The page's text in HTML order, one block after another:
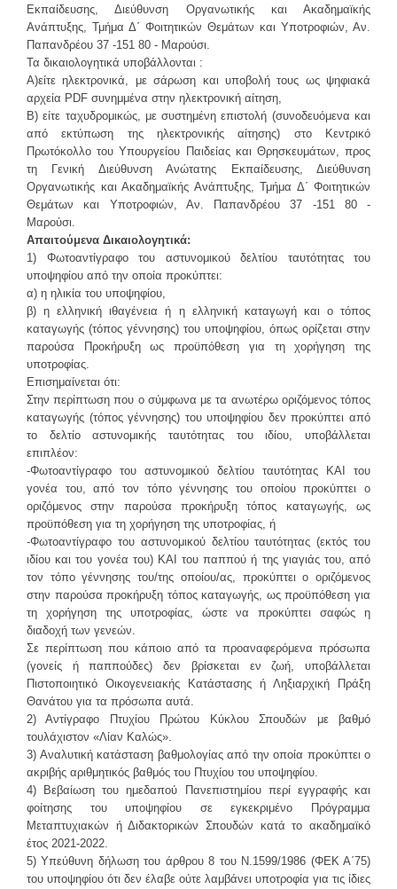
Εκπαίδευσης, Διεύθυνση Οργανωτικής και Ακαδημαϊκής
Ανάπτυξης, Τμήμα Δ΄ Φοιτητικών Θεμάτων και Υποτροφιών, Αν.
Παπανδρέου 37 -151 80 - Μαρούσι.
Τα δικαιολογητικά υποβάλλονται :
Α)είτε ηλεκτρονικά, με σάρωση και υποβολή τους ως ψηφιακά
αρχεία PDF συνημμένα στην ηλεκτρονική αίτηση,
Β) είτε ταχυδρομικώς, με συστημένη επιστολή (συνοδευόμενα και
από εκτύπωση της ηλεκτρονικής αίτησης) στο Κεντρικό
Πρωτόκολλο του Υπουργείου Παιδείας και Θρησκευμάτων, προς
τη Γενική Διεύθυνση Ανώτατης Εκπαίδευσης, Διεύθυνση
Οργανωτικής και Ακαδημαϊκής Ανάπτυξης, Τμήμα Δ΄ Φοιτητικών
Θεμάτων και Υποτροφιών, Αν. Παπανδρέου 37 -151 80 -
Μαρούσι.
Απαιτούμενα Δικαιολογητικά:
1) Φωτοαντίγραφο του αστυνομικού δελτίου ταυτότητας του
υποψηφίου από την οποία προκύπτει:
α) η ηλικία του υποψηφίου,
β) η ελληνική ιθαγένεια ή η ελληνική καταγωγή και ο τόπος
καταγωγής (τόπος γέννησης) του υποψηφίου, όπως ορίζεται στην
παρούσα Προκήρυξη ως προϋπόθεση για τη χορήγηση της
υποτροφίας.
Επισημαίνεται ότι:
Στην περίπτωση που ο σύμφωνα με τα ανωτέρω οριζόμενος τόπος
καταγωγής (τόπος γέννησης) του υποψηφίου δεν προκύπτει από
το δελτίο αστυνομικής ταυτότητας του ιδίου, υποβάλλεται
επιπλέον:
-Φωτοαντίγραφο του αστυνομικού δελτίου ταυτότητας ΚΑΙ του
γονέα του, από τον τόπο γέννησης του οποίου προκύπτει ο
οριζόμενος στην παρούσα προκήρυξη τόπος καταγωγής, ως
προϋπόθεση για τη χορήγηση της υποτροφίας, ή
-Φωτοαντίγραφο του αστυνομικού δελτίου ταυτότητας (εκτός του
ιδίου και του γονέα του) ΚΑΙ του παππού ή της γιαγιάς του, από
τον τόπο γέννησης του/της οποίου/ας, προκύπτει ο οριζόμενος
στην παρούσα προκήρυξη τόπος καταγωγής, ως προϋπόθεση για
τη χορήγηση της υποτροφίας, ώστε να προκύπτει σαφώς η
διαδοχή των γενεών.
Σε περίπτωση που κάποιο από τα προαναφερόμενα πρόσωπα
(γονείς ή παππούδες) δεν βρίσκεται εν ζωή, υποβάλλεται
Πιστοποιητικό Οικογενειακής Κατάστασης ή Ληξιαρχική Πράξη
Θανάτου για τα πρόσωπα αυτά.
2) Αντίγραφο Πτυχίου Πρώτου Κύκλου Σπουδών με βαθμό
τουλάχιστον «Λίαν Καλώς».
3) Αναλυτική κατάσταση βαθμολογίας από την οποία προκύπτει ο
ακριβής αριθμητικός βαθμός του Πτυχίου του υποψηφίου.
4) Βεβαίωση του ημεδαπού Πανεπιστημίου περί εγγραφής και
φοίτησης του υποψηφίου σε εγκεκριμένο Πρόγραμμα
Μεταπτυχιακών ή Διδακτορικών Σπουδών κατά το ακαδημαϊκό
έτος 2021-2022.
5) Υπεύθυνη δήλωση του άρθρου 8 του Ν.1599/1986 (ΦΕΚ Α΄75)
του υποψηφίου ότι δεν έλαβε ούτε λαμβάνει υποτροφία για τις ίδιες